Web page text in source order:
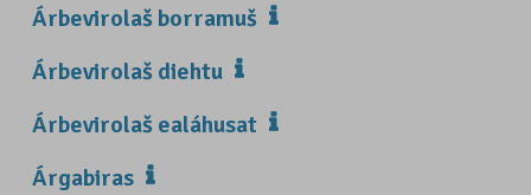
Árbevirolaš borramuš
Árbevirolaš diehtu
Árbevirolaš ealáhusat
Árgabiras